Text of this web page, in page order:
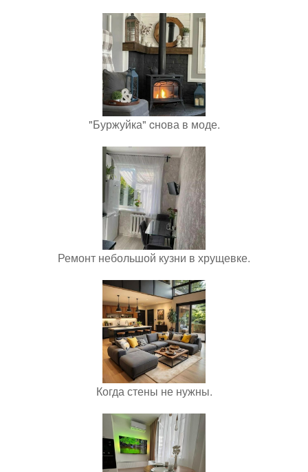
"Буржуйка" cнова в моде.
Ремонт небольшой кузни в хрущевке.
Когда стены не нужны.